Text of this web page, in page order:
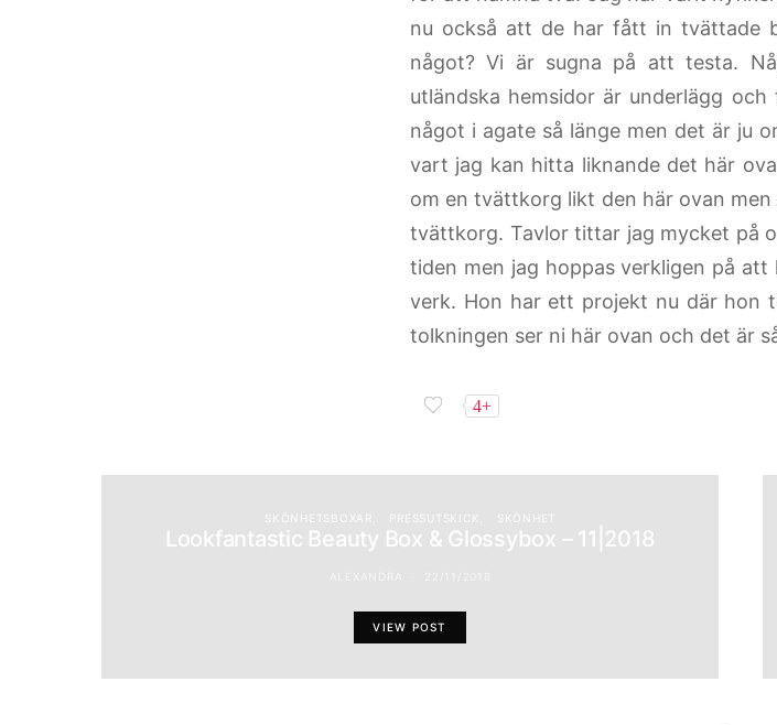
nu också att de har fått in tvättade
något? Vi är sugna på att testa.
utländska hemsidor är underlägg
något i agate så länge men det är ju
vart jag kan hitta liknande det här
om en tvättkorg likt den här ovan
tvättkorg. Tavlor tittar jag mycket på
tiden men jag hoppas verkligen på
verk. Hon har ett projekt nu där hon
tolkningen ser ni här ovan och det är
4+
SKÖNHETSBOXAR PRESSUTSKICK SKÖNHET
Lookfantastic Beauty Box & Glossybox – 11|2018
VIEW POST